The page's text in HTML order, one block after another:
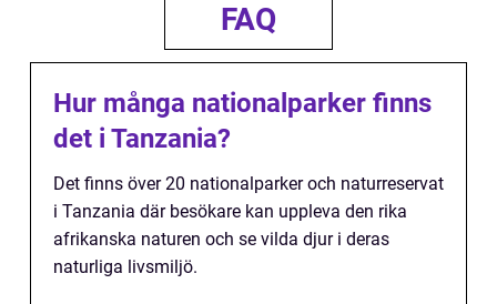
FAQ
Hur många nationalparker finns
det i Tanzania?
Det finns över 20 nationalparker och naturreservat
i Tanzania där besökare kan uppleva den rika
afrikanska naturen och se vilda djur i deras
naturliga livsmiljö.